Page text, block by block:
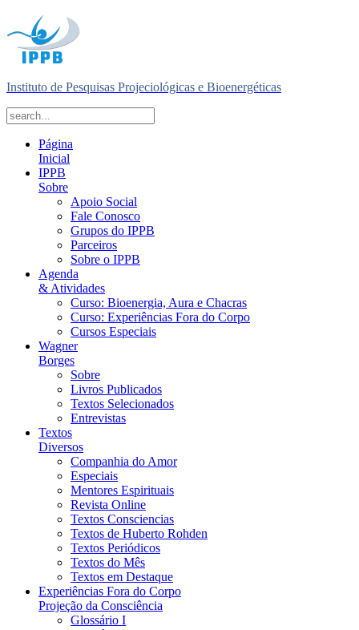
Instituto de Pesquisas Projeciológicas e Bioenergéticas
Página
Inicial
IPPB
Sobre
Apoio Social
Fale Conosco
Grupos do IPPB
Parceiros
Sobre o IPPB
Agenda
& Atividades
Curso: Bioenergia, Aura e Chacras
Curso: Experiências Fora do Corpo
Cursos Especiais
Wagner
Borges
Sobre
Livros Publicados
Textos Selecionados
Entrevistas
Textos
Diversos
Companhia do Amor
Especiais
Mentores Espirituais
Revista Online
Textos Consciencias
Textos de Huberto Rohden
Textos Periódicos
Textos do Mês
Textos em Destaque
Experiências Fora do Corpo
Projeção da Consciência
Glossário I